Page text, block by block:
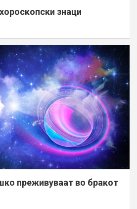
знаци
преживуваат во бракот